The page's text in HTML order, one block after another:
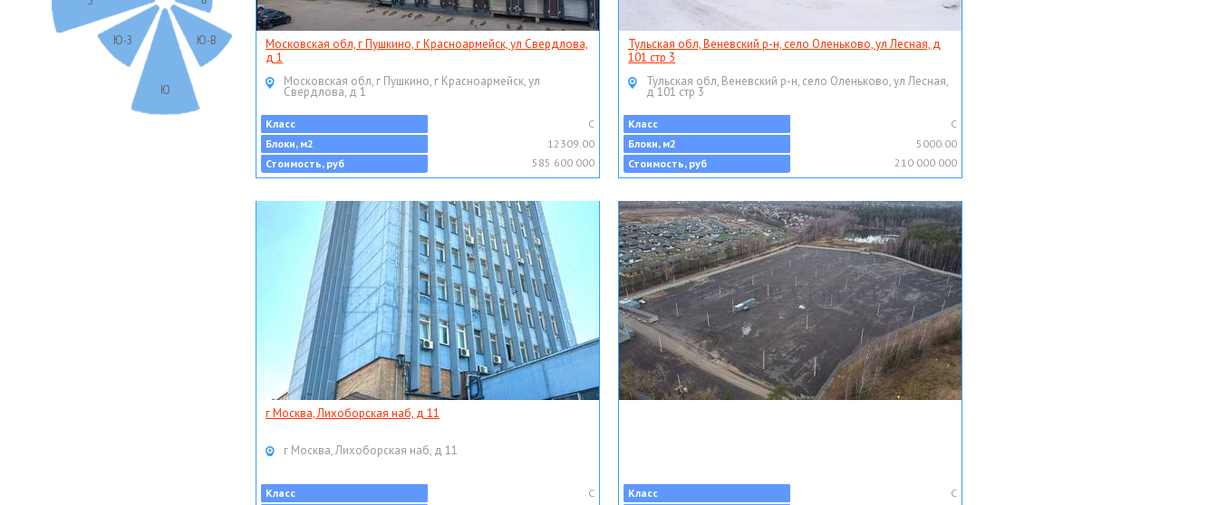
Ю-В
Ю
Ю-З
Московская обл, г Пушкино, г Красноармейск, ул Свердлова,
д 1
Московская обл, г Пушкино, г Красноармейск, ул
Свердлова, д 1
Класс
C
Блоки, м2
12309.00
Стоимость, руб
585 600 000
Тульская обл, Веневский р-н, село Оленьково, ул Лесная, д
101 стр 3
Тульская обл, Веневский р-н, село Оленьково, ул Лесная,
д 101 стр 3
Класс
C
Блоки, м2
5000.00
Стоимость, руб
210 000 000
г Москва, Лихоборская наб, д 11
г Москва, Лихоборская наб, д 11
Класс
C
Класс
C